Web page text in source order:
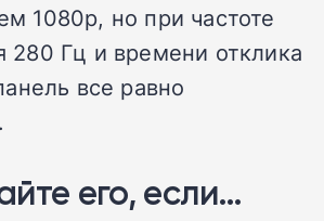
1080p, но при частоте
280 Гц и времени отклика
все равно
его, если…